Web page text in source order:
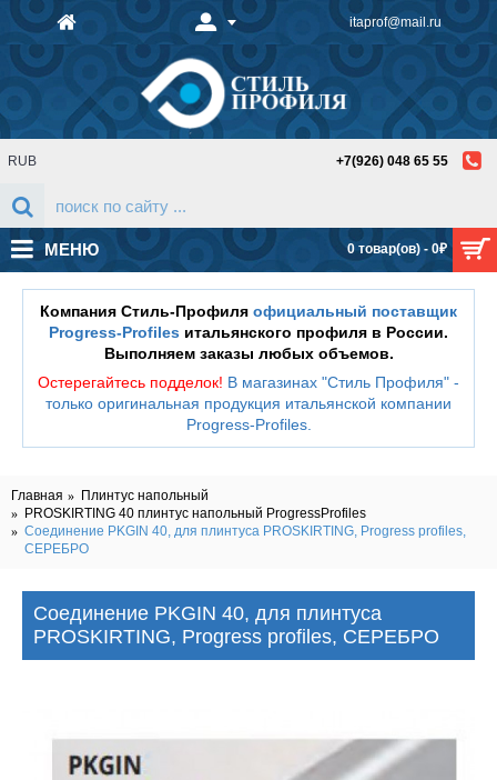
itaprof@mail.ru
0 товар(ов) - 0₽
RUB +7(926) 048 65 55
МЕНЮ
Компания Стиль-Профиля официальный поставщик
Progress-Profiles итальянского профиля в России.
Выполняем заказы любых объемов.
Остерегайтесь подделок! В магазинах "Стиль Профиля" -
только оригинальная продукция итальянской компании
Progress-Profiles.
Главная
Плинтус напольный
PROSKIRTING 40 плинтус напольный ProgressProfiles
Соединение PKGIN 40, для плинтуса PROSKIRTING, Progress profiles,
СЕРЕБРО
Соединение PKGIN 40, для плинтуса
PROSKIRTING, Progress profiles, СЕРЕБРО